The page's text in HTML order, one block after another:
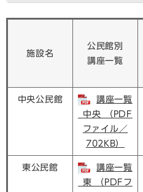
施設名
公民館別
講座一覧
中央公民館
講座一覧
_中央 （PDF
ファイル／
702KB）
東公民館
講座一覧
_東 （PDFフ